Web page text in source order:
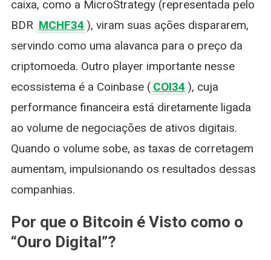
caixa, como a MicroStrategy (representada pelo
BDR MCHF34 ), viram suas ações dispararem,
servindo como uma alavanca para o preço da
criptomoeda. Outro player importante nesse
ecossistema é a Coinbase ( COI34 ), cuja
performance financeira está diretamente ligada
ao volume de negociações de ativos digitais.
Quando o volume sobe, as taxas de corretagem
aumentam, impulsionando os resultados dessas
companhias.
Por que o Bitcoin é Visto como o
“Ouro Digital”?